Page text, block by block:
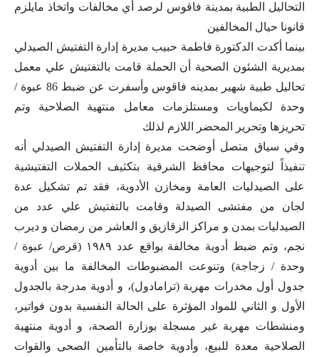
التحاليل الطبية بمدينة فاقوس لرصد أي مخالفات واتخاذ مايلزم
قانونا حيال المخالفين
بينما أكدت الدكتورة فاطمة حبيب مديرة إدارة التفتيش الصيدلي
بمديرية الشئون الصحية أن الحملة قامت بالتفتيش علي معمل
تحاليل طبية شهير بمدينه فاقوس وأسفرت عن ضبط 86 عبوة /
وحدة لكيماويات ومستلزمات معامل منتهية الصلاحية وتم
تحريزها وتحرير المحضر اللازم لذلك
وفي سياق متصل أوضحت مديرة إدارة التفتيش الصيدلي أنه
تنفيذاً لتوجيهات محافظ الشرقية بتكثيف الحملات التفتيشية
على الصيدليات العامة ومخازن الأدوية، فقد تم تشكيل عدة
لجان من مفتشى الصيدلة وقامت بالتفتيش علي عدد من
الصيدليات بمدن و مراكز الزقازيق و العاشر من رمضان و ديرب
نجم، وتم ضبط أدوية مخالفة بواقع عدد ١٩٨٩ (قرص/ عبوة /
وحدة / زجاجة) وتنوعت المضبوطات المخالفة ما بين أدوية
جدول أول مخدرات مهربة (ترامادول)، و أدوية مدرجة بالجدول
الأول و الثاني للمواد المؤثرة على الحالة النفسية بدون فواتير،
ومنشطات مهربة غير مسجلة بوزارة الصحة، و أدوية منتهية
الصلاحية معدة للبيع، وأدوية خاصة بالتأمين الصحى والقوات